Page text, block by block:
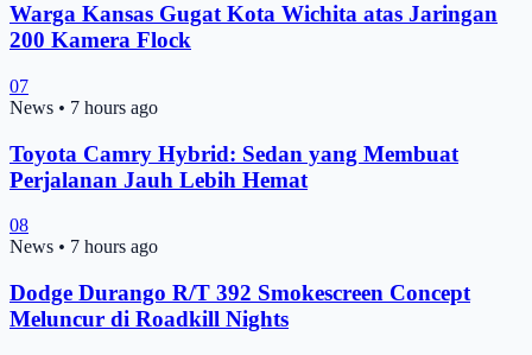
Warga Kansas Gugat Kota Wichita atas Jaringan
200 Kamera Flock
07
News • 7 hours ago
Toyota Camry Hybrid: Sedan yang Membuat
Perjalanan Jauh Lebih Hemat
08
News • 7 hours ago
Dodge Durango R/T 392 Smokescreen Concept
Meluncur di Roadkill Nights